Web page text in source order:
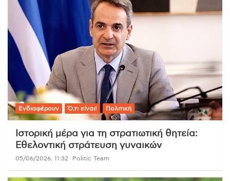
Ενδιαφέρουν Ό,τι είναι! Πολιτική
Ιστορική μέρα για τη στρατιωτική θητεία:
Εθελοντική στράτευση γυναικών
05/06/2026, 11:32 Politic Team